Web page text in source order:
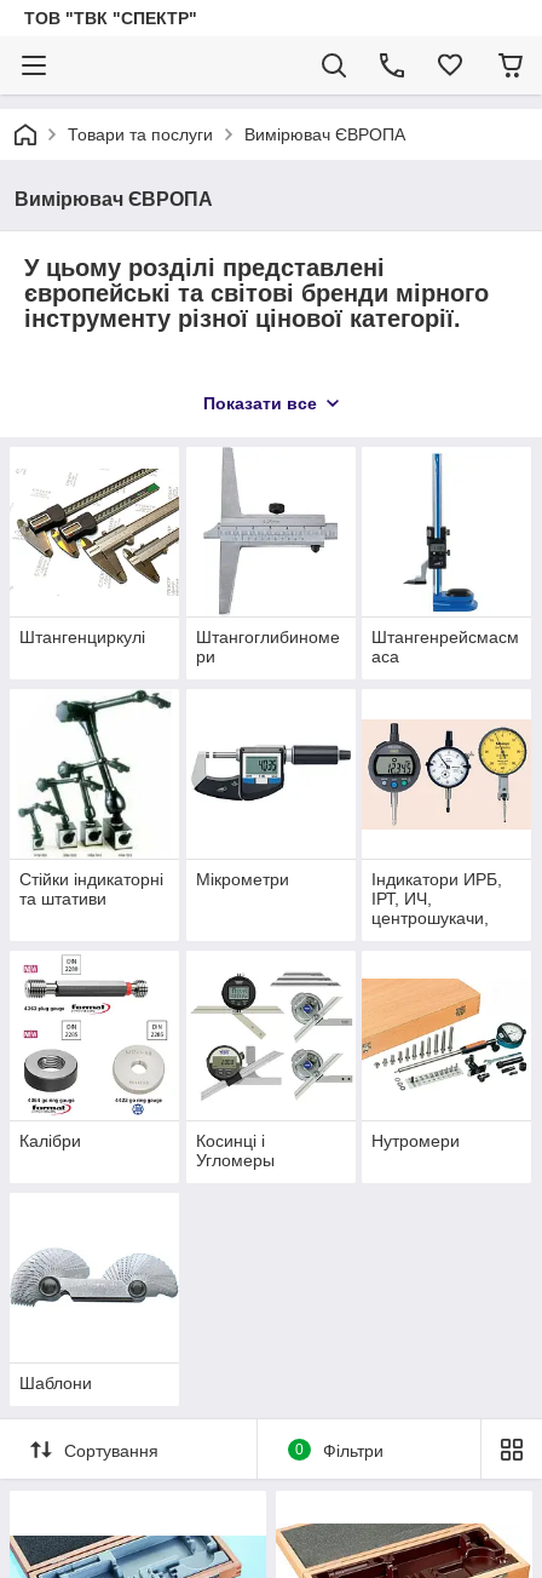
ТОВ "ТВК "СПЕКТР"
Товари та послуги Вимірювач ЄВРОПА
Вимірювач ЄВРОПА
У цьому розділі представлені
європейські та світові бренди мірного
інструменту різної цінової категорії.
Завантажити повний каталог можна за
цим посиланням —
СПЕКТР-
МЕРТИК
Показати все
Штангенциркулі
Штангоглибиноме
ри
Штангенрейсмасм
аса
Стійки індикаторні
та штативи
Мікрометри
Індикатори ИРБ,
ІРТ, ИЧ,
центрошукачи,
Калібри
Косинці і
Угломеры
Нутромери
Шаблони
Сортування 0 Фільтри